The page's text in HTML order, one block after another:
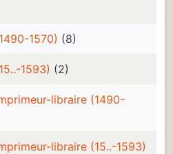
1570) (8)
1593) (2)
libraire (1490-
libraire (15..-1593)